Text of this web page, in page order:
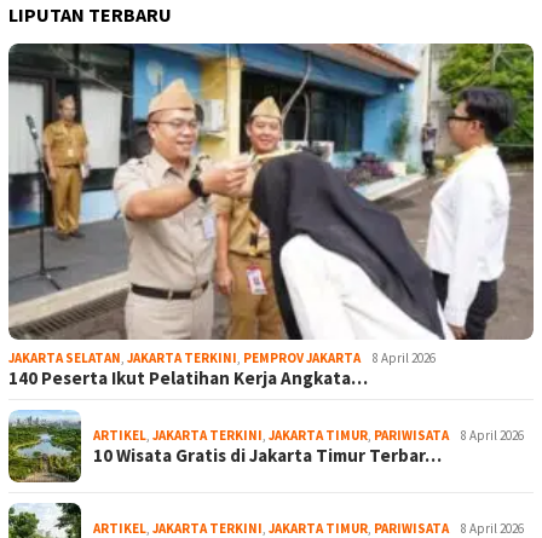
LIPUTAN TERBARU
JAKARTA SELATAN, JAKARTA TERKINI, PEMPROV JAKARTA 8 April 2026
140 Peserta Ikut Pelatihan Kerja Angkata…
ARTIKEL, JAKARTA TERKINI, JAKARTA TIMUR, PARIWISATA 8 April 2026
10 Wisata Gratis di Jakarta Timur Terbar…
ARTIKEL, JAKARTA TERKINI, JAKARTA TIMUR, PARIWISATA 8 April 2026